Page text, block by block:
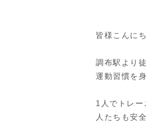
皆様こんにち
調布駅より
運動習慣を
1人でトレ
人たちも安